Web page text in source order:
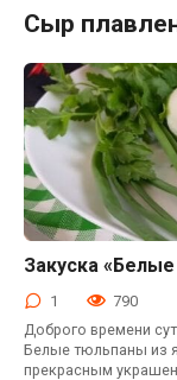
сыр
Закуски
Закуска
1
790
Доброго времени
Белые тюльпаны из
прекрасным